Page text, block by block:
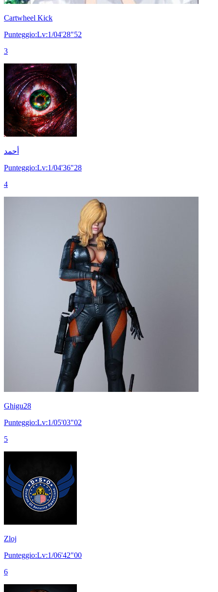
Cartwheel Kick
Punteggio:Lv:1/04'28"52
3
أحمد
Punteggio:Lv:1/04'36"28
4
Ghigu28
Punteggio:Lv:1/05'03"02
5
Zloj
Punteggio:Lv:1/06'42"00
6